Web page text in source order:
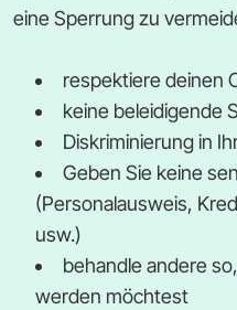
eine Sperrung zu
respektiere deinen
keine beleidigende
Diskriminierung in
Geben Sie keine
(Personalausweis,
usw.)
behandle andere
werden möchtest